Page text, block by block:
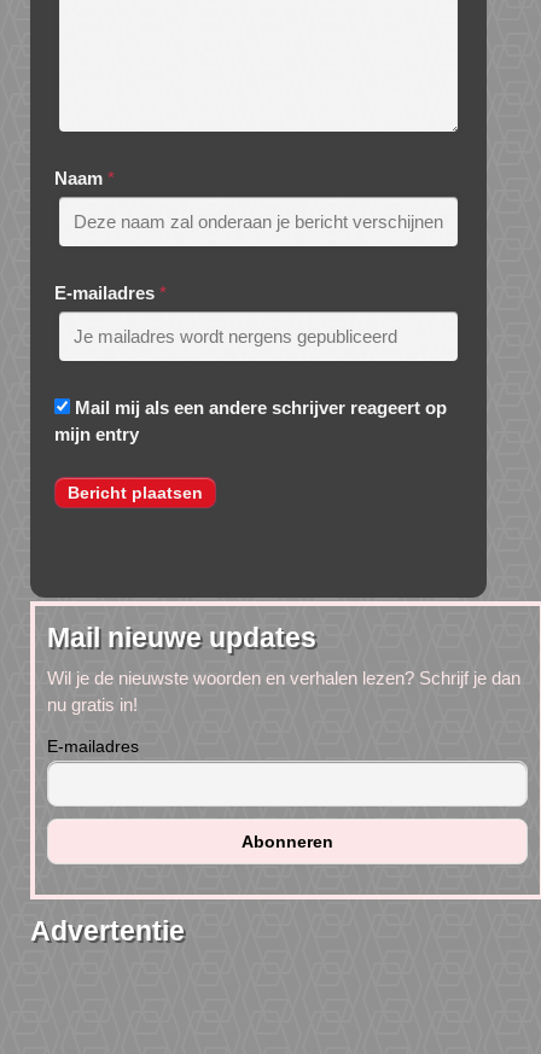
Naam *
E-mailadres *
Mail mij als een andere schrijver reageert op
mijn entry
Mail nieuwe updates
Wil je de nieuwste woorden en verhalen lezen? Schrijf je dan
nu gratis in!
E-mailadres
Advertentie